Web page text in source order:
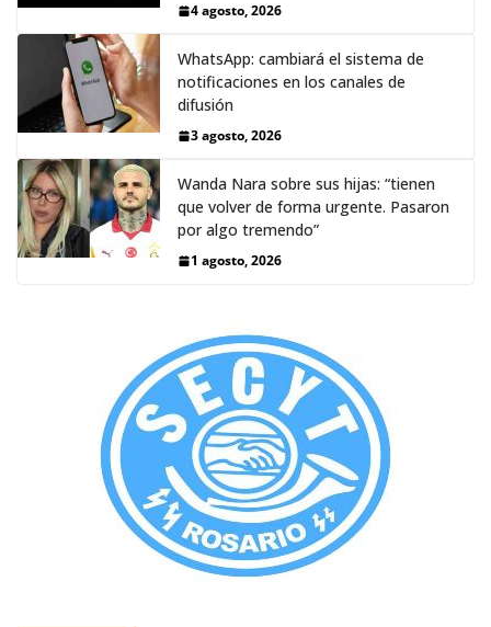
4 agosto, 2026
WhatsApp: cambiará el sistema de
notificaciones en los canales de
difusión
3 agosto, 2026
Wanda Nara sobre sus hijas: “tienen
que volver de forma urgente. Pasaron
por algo tremendo”
1 agosto, 2026